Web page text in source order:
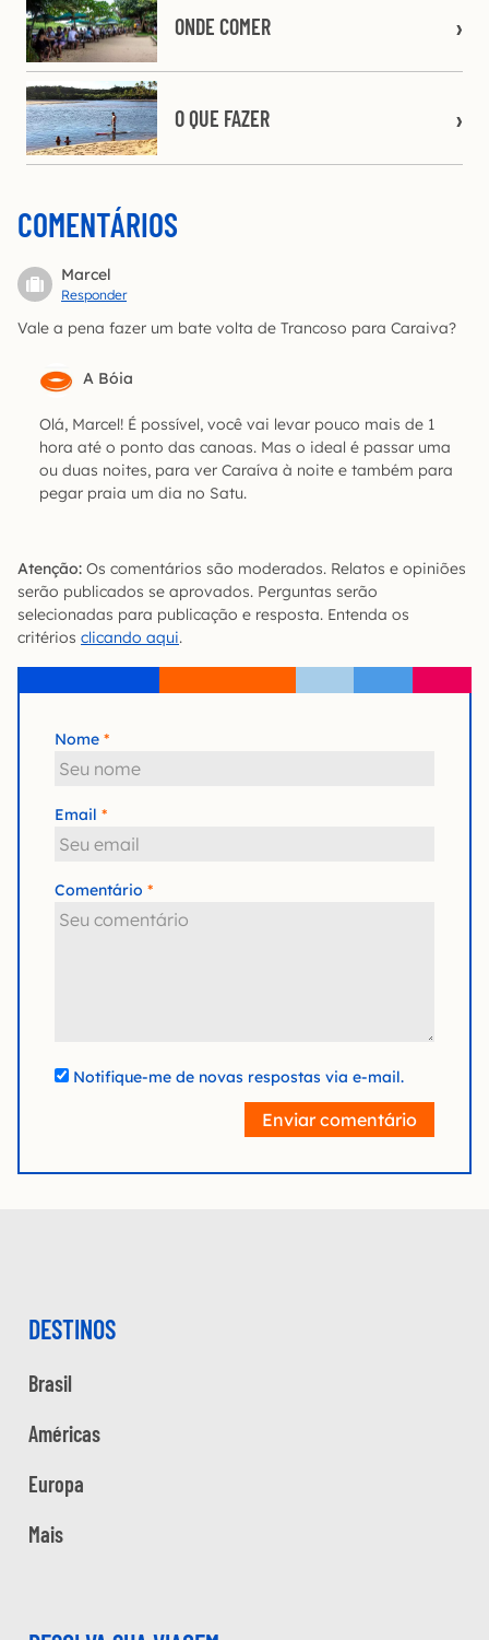
ONDE COMER
O QUE FAZER
COMENTÁRIOS
Marcel
Responder
Vale a pena fazer um bate volta de Trancoso para Caraiva?
A Bóia
Olá, Marcel! É possível, você vai levar pouco mais de 1
hora até o ponto das canoas. Mas o ideal é passar uma
ou duas noites, para ver Caraíva à noite e também para
pegar praia um dia no Satu.
Atenção: Os comentários são moderados. Relatos e opiniões
serão publicados se aprovados. Perguntas serão
selecionadas para publicação e resposta. Entenda os
critérios clicando aqui.
Nome
Email
Comentário
Notifique-me de novas respostas via e-mail.
Enviar comentário
DESTINOS
Brasil
Américas
Europa
Mais